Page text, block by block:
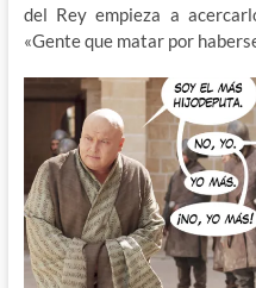
del Rey empieza a
«Gente que matar por